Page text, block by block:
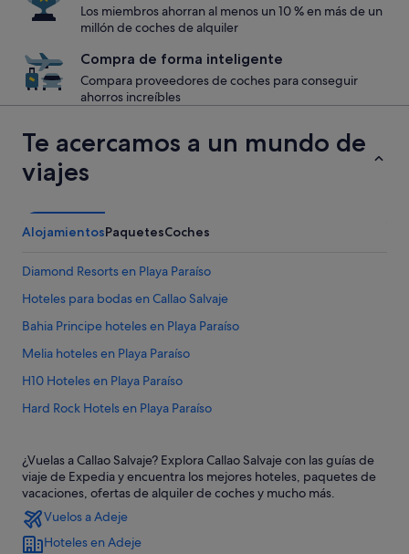
Los miembros ahorran al menos un 10 % en más de un
millón de coches de alquiler
Compra de forma inteligente
Compara proveedores de coches para conseguir
ahorros increíbles
Te acercamos a un mundo de
viajes
AlojamientosPaquetesCoches
Diamond Resorts en Playa Paraíso
Hoteles para bodas en Callao Salvaje
Bahia Principe hoteles en Playa Paraíso
Melia hoteles en Playa Paraíso
H10 Hoteles en Playa Paraíso
Hard Rock Hotels en Playa Paraíso
Hoteles de aventura en Playa Paraíso
Hoteles de 4 estrellas en Callao Salvaje
Hoteles con piscina en Playa Paraíso
Hotasa hoteles en Playa Paraíso
¿Vuelas a Callao Salvaje? Explora Callao Salvaje con las guías de
viaje de Expedia y encuentra los mejores hoteles, paquetes de
vacaciones, ofertas de alquiler de coches y mucho más.
Vuelos a Adeje
Hoteles en Adeje